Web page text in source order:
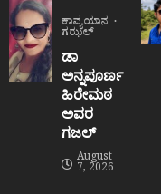
ಕಾವ್ಯಯಾನ
ಗಝಲ್
ಡಾ
ಅನ್ನಪೂರ್ಣ
ಹಿರೇಮಠ
ಅವರ
ಗಜಲ್
August
7, 2026